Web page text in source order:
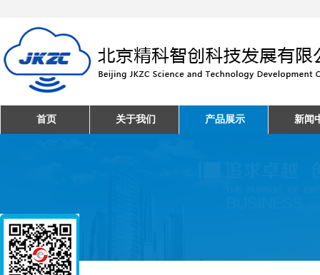
首页 关于我们 产品展示 新闻